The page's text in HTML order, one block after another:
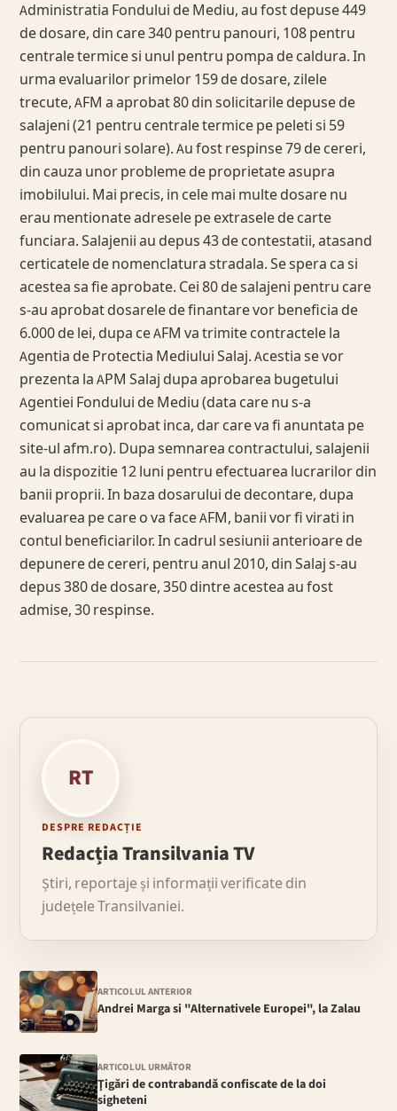
Administratia Fondului de Mediu, au fost depuse 449
de dosare, din care 340 pentru panouri, 108 pentru
centrale termice si unul pentru pompa de caldura. In
urma evaluarilor primelor 159 de dosare, zilele
trecute, AFM a aprobat 80 din solicitarile depuse de
salajeni (21 pentru centrale termice pe peleti si 59
pentru panouri solare). Au fost respinse 79 de cereri,
din cauza unor probleme de proprietate asupra
imobilului. Mai precis, in cele mai multe dosare nu
erau mentionate adresele pe extrasele de carte
funciara. Salajenii au depus 43 de contestatii, atasand
certicatele de nomenclatura stradala. Se spera ca si
acestea sa fie aprobate. Cei 80 de salajeni pentru care
s-au aprobat dosarele de finantare vor beneficia de
6.000 de lei, dupa ce AFM va trimite contractele la
Agentia de Protectia Mediului Salaj. Acestia se vor
prezenta la APM Salaj dupa aprobarea bugetului
Agentiei Fondului de Mediu (data care nu s-a
comunicat si aprobat inca, dar care va fi anuntata pe
site-ul afm.ro). Dupa semnarea contractului, salajenii
au la dispozitie 12 luni pentru efectuarea lucrarilor din
banii proprii. In baza dosarului de decontare, dupa
evaluarea pe care o va face AFM, banii vor fi virati in
contul beneficiarilor. In cadrul sesiunii anterioare de
depunere de cereri, pentru anul 2010, din Salaj s-au
depus 380 de dosare, 350 dintre acestea au fost
admise, 30 respinse.
RT
DESPRE REDACȚIE
Redacția Transilvania TV
Știri, reportaje și informații verificate din
județele Transilvaniei.
ARTICOLUL ANTERIOR
Andrei Marga si "Alternativele Europei", la Zalau
ARTICOLUL URMĂTOR
Ţigări de contrabandă confiscate de la doi
sigheteni